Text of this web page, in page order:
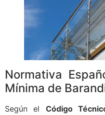
Normativa
Mínima de
Según el Código